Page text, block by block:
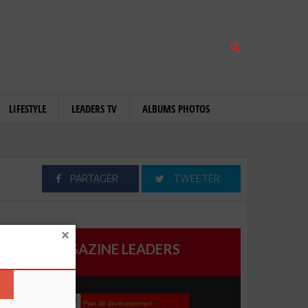
LIFESTYLE LEADERS TV ALBUMS PHOTOS
PARTAGER TWEETER
MAGAZINE LEADERS